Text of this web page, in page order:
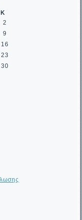
Κ
2
9
16
23
30